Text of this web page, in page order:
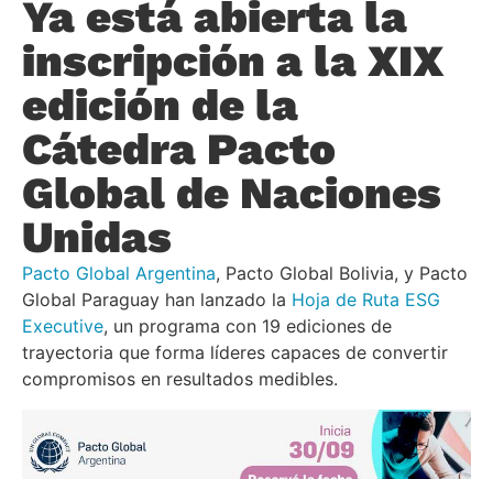
Ya está abierta la
inscripción a la XIX
edición de la
Cátedra Pacto
Global de Naciones
Unidas
Pacto Global Argentina, Pacto Global Bolivia, y Pacto
Global Paraguay han lanzado la Hoja de Ruta ESG
Executive, un programa con 19 ediciones de
trayectoria que forma líderes capaces de convertir
compromisos en resultados medibles.